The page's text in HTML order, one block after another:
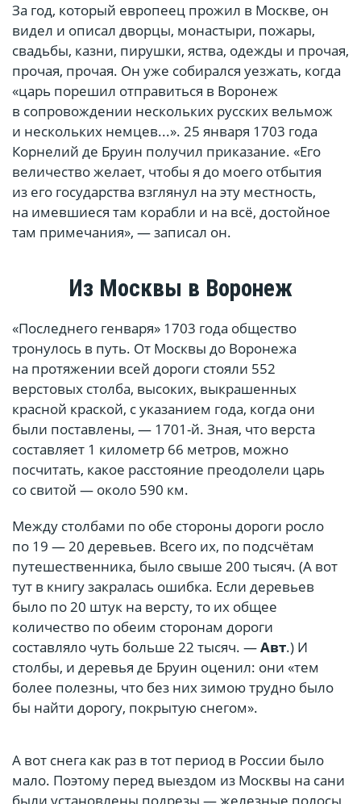
За год, который европеец прожил в Москве, он
видел и описал дворцы, монастыри, пожары,
свадьбы, казни, пирушки, яства, одежды и прочая,
прочая, прочая. Он уже собирался уезжать, когда
«царь порешил отправиться в Воронеж
в сопровождении нескольких русских вельмож
и нескольких немцев...». 25 января 1703 года
Корнелий де Бруин получил приказание. «Его
величество желает, чтобы я до моего отбытия
из его государства взглянул на эту местность,
на имевшиеся там корабли и на всё, достойное
там примечания», — записал он.
Из Москвы в Воронеж
«Последнего генваря» 1703 года общество
тронулось в путь. От Москвы до Воронежа
на протяжении всей дороги стояли 552
верстовых столба, высоких, выкрашенных
красной краской, с указанием года, когда они
были поставлены, — 1701-й. Зная, что верста
составляет 1 километр 66 метров, можно
посчитать, какое расстояние преодолели царь
со свитой — около 590 км.
Между столбами по обе стороны дороги росло
по 19 — 20 деревьев. Всего их, по подсчётам
путешественника, было свыше 200 тысяч. (А вот
тут в книгу закралась ошибка. Если деревьев
было по 20 штук на версту, то их общее
количество по обеим сторонам дороги
составляло чуть больше 22 тысяч. —Авт.) И
столбы, и деревья де Бруин оценил: они «тем
более полезны, что без них зимою трудно было
бы найти дорогу, покрытую снегом».
А вот снега как раз в тот период в России было
мало. Поэтому перед выездом из Москвы на сани